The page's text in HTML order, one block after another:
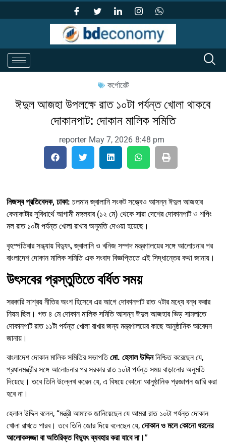
কর্পোরেট
ঈদুল আজহা উপলক্ষে রাত ১০টা পর্যন্ত খোলা থাকবে
দোকানপাট: দোকান মালিক সমিতি
reporter May 7, 2026 8:48 pm
নিজস্ব প্রতিবেদক, ঢাকা: চলমান জ্বালানি সংকট সত্ত্বেও আসন্ন ঈদুল আজহার
কেনাকাটার সুবিধার্থে আগামী মঙ্গলবার (১২ মে) থেকে সারা দেশের দোকানপাট ও শপিং
মল রাত ১০টা পর্যন্ত খোলা রাখার অনুমতি দেওয়া হয়েছে।
বৃহস্পতিবার সন্ধ্যায় বিদ্যুৎ, জ্বালানি ও খনিজ সম্পদ মন্ত্রণালয়ের সঙ্গে আলোচনার পর
বাংলাদেশ দোকান মালিক সমিতি এক সংবাদ বিজ্ঞপ্তিতে এই সিদ্ধান্তের কথা জানায়।
উৎসবের প্রস্তুতিতে বর্ধিত সময়
সরকারি সাশ্রয় নীতির অংশ হিসেবে এর আগে দোকানপাট রাত ৭টার মধ্যে বন্ধ করার
নিয়ম ছিল। গত ৪ মে দোকান মালিক সমিতি আসন্ন ঈদুল আজহার ভিড় সামলাতে
দোকানপাট রাত ১১টা পর্যন্ত খোলা রাখার জন্য মন্ত্রণালয়ের কাছে আনুষ্ঠানিক আবেদন
জানায়।
বাংলাদেশ দোকান মালিক সমিতির সভাপতিমো. হেলাল উদ্দিননিশ্চিত করেছেন যে,
প্রধানমন্ত্রীর সঙ্গে আলোচনার পর সরকার রাত ১০টা পর্যন্ত সময় বাড়ানোর অনুমতি
দিয়েছে। তবে তিনি উল্লেখ করেন যে, এ বিষয়ে কোনো আনুষ্ঠানিক প্রজ্ঞাপন জারি করা
হবে না।
হেলাল উদ্দিন বলেন, “মন্ত্রী আমাকে জানিয়েছেন যে আমরা রাত ১০টা পর্যন্ত দোকান
খোলা রাখতে পারব। তবে তিনি জোর দিয়ে বলেছেন যে, দোকান ও মলে কোনো ধরনের
আলোকসজ্জা বা অতিরিক্ত বিদ্যুৎ ব্যবহার করা যাবে না।”